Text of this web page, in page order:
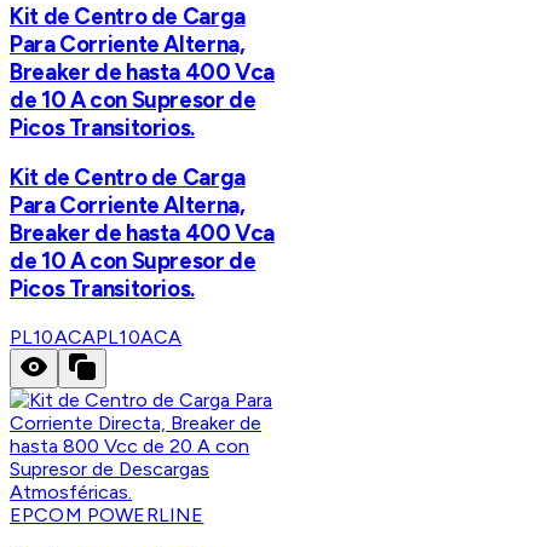
Kit de Centro de Carga
Para Corriente Alterna,
Breaker de hasta 400 Vca
de 10 A con Supresor de
Picos Transitorios.
Kit de Centro de Carga
Para Corriente Alterna,
Breaker de hasta 400 Vca
de 10 A con Supresor de
Picos Transitorios.
PL10ACAPL10ACA
EPCOM POWERLINE